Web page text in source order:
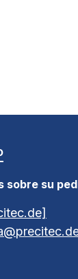
sobre su